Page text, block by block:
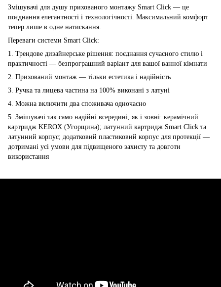
Змішувачі для душу прихованого монтажу Smart Click — це
поєднання елегантності і технологічності. Максимальний комфорт
тепер лише в одне натискання.
Переваги системи Smart Click:
1. Трендове дизайнерське рішення: поєднання сучасного стилю і
практичності — безпрограшний варіант для вашої ванної кімнати
2. Прихований монтаж — тільки естетика і надійність
3. Ручка та лицева частина на 100% виконані з латуні
4. Можна включити два споживача одночасно
5. Змішувачі так само надійні всередині, як і зовні: керамічний
картридж KEROX (Угорщина); латунний картридж Smart Click та
латунний корпус; додатковий пластиковий корпус для протекції —
дотримані усі умови для підвищеного захисту та довготи
використання